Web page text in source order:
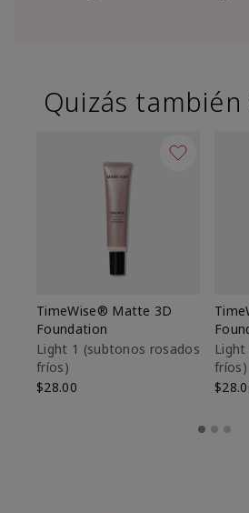
Quizás
TimeWise® Matte 3D
Foundation
Light 1​ (subtonos rosados
fríos)
$28.00
fríos)